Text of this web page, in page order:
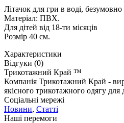
Літачок для гри в воді,
Матеріал: ПВХ.
Для дітей від 18-ти місяців
Розмір 40 см.
Характеристики
Відгуки (0)
Трикотажний Край ™
Компанія Трикотажний Край -
якісного трикотажного одягу для
Соціальні мережі
Новини, Статті
Наші перемоги